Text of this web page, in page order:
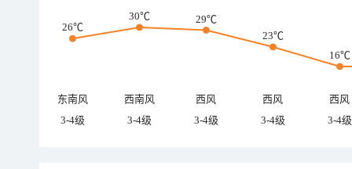
26℃
30℃
29℃
23℃
16℃
东南风 西南风 西风 西风
西风
3-4级
3-4级 3-4级 3-4级 3-4级